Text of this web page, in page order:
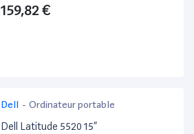
159,82 €
Dell - Ordinateur portable
Dell Latitude 5520 15”